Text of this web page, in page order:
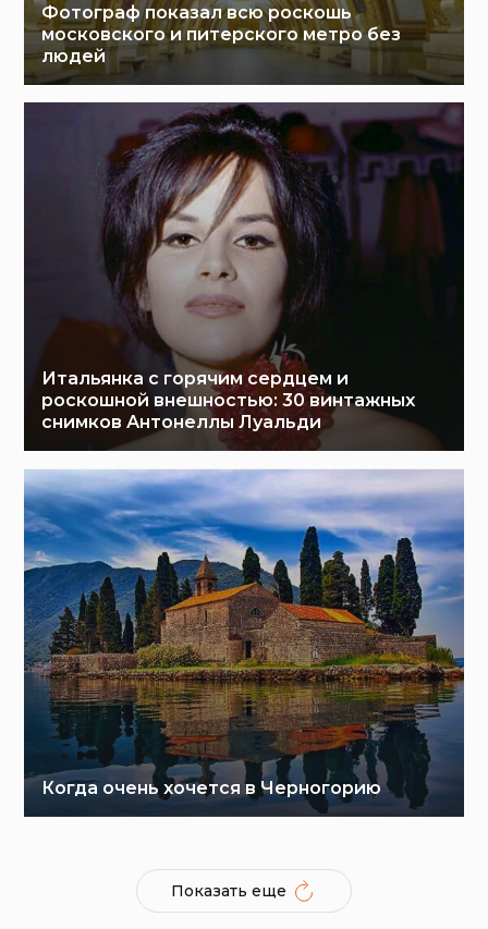
Фотограф показал всю роскошь
московского и питерского метро без
людей
Итальянка с горячим сердцем и
роскошной внешностью: 30 винтажных
снимков Антонеллы Луальди
Когда очень хочется в Черногорию
Показать еще